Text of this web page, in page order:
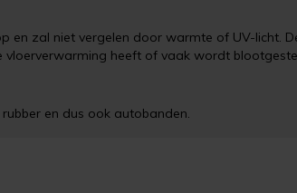
en zal niet vergelen door warmte of UV-licht.
heeft of vaak wordt
en dus ook autobanden.